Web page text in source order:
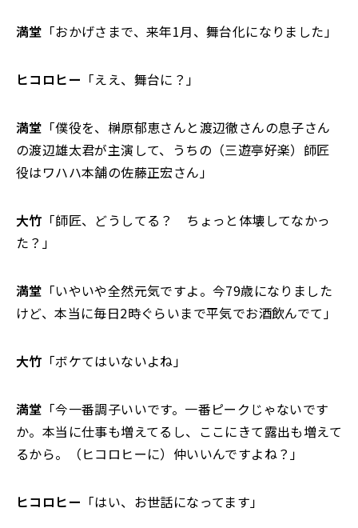
満堂 「おかげさまで、来年1月、舞台化になりました」
ヒコロヒー 「ええ、舞台に？」
満堂 「僕役を、榊原郁恵さんと渡辺徹さんの息子さん
の渡辺雄太君が主演して、うちの（三遊亭好楽）師匠
役はワハハ本舗の佐藤正宏さん」
大竹 「師匠、どうしてる？ ちょっと体壊してなかっ
た？」
満堂 「いやいや全然元気ですよ。今79歳になりました
けど、本当に毎日2時ぐらいまで平気でお酒飲んでて」
大竹 「ボケてはいないよね」
満堂 「今一番調子いいです。一番ピークじゃないです
か。本当に仕事も増えてるし、ここにきて露出も増えて
るから。（ヒコロヒーに）仲いいんですよね？」
ヒコロヒー 「はい、お世話になってます」